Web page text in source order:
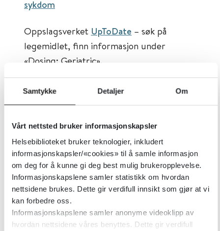
Samtykke Detaljer Om
Vårt nettsted bruker informasjonskapsler
Helsebiblioteket bruker teknologier, inkludert
informasjonskapsler/«cookies» til å samle informasjon
om deg for å kunne gi deg best mulig brukeropplevelse.
Informasjonskapslene samler statistikk om hvordan
nettsidene brukes. Dette gir verdifull innsikt som gjør at vi
kan forbedre oss.
Informasjonskapslene samler anonyme videoklipp av
hvordan nettsidene våres benyttes. Dette gir verdifull
sykdom
Oppslagsverket UpToDate – søk på
legemidlet, finn informasjon under
«Dosing: Geriatric».
Oppslagsverket IBM Micromedex
– søk
på legemidlet, finn informasjon under
Om vurdering og justering av pågående
legemiddelbehandling
Legemiddelgjennomgang – elektronisk
sjekkliste, se spesielt avsnittet
«Legemidler som bør unngås til pasienter
over 65 år».